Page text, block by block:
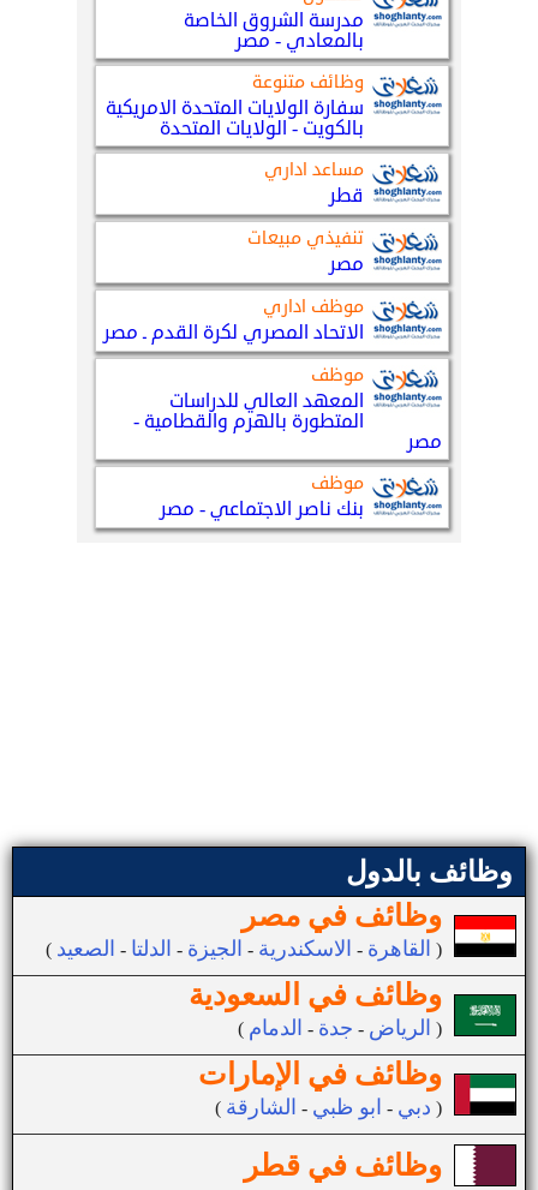
وظائف بالدول
وظائف في مصر
( القاهرة - الاسكندرية - الجيزة - الدلتا - الصعيد )
وظائف في السعودية
( الرياض - جدة - الدمام )
وظائف في الإمارات
( دبي - ابو ظبي - الشارقة )
وظائف في قطر